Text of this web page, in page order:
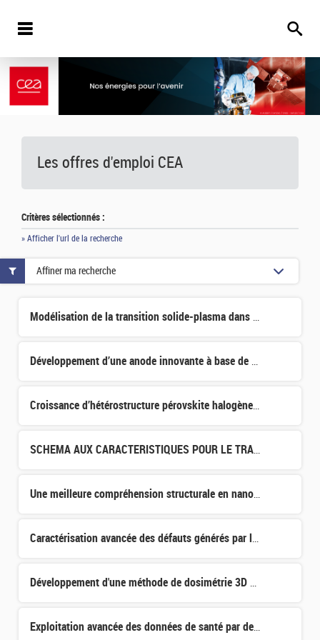
Les offres d'emploi CEA
Critères sélectionnés :
» Afficher l'url de la recherche
Modélisation de la transition solide-plasma dans les matériaux diélectriques pour la génération de chocs
Développement d’une anode innovante à base de matériaux non critiques et durables pour l’électrolyse à m
Croissance d’hétérostructure pérovskite halogène inorganique 2D/3D par dépôt par ablation laser pulsée (
SCHEMA AUX CARACTERISTIQUES POUR LE TRANSPORT DES NEUTRONS EN 3D COMBINANT LA METHODE LINEAIRE SURFACIQU
Une meilleure compréhension structurale en nanoélectronique grâce à la microscopie à rayons X en champ s
Caractérisation avancée des défauts générés par les procédés technologiques pour l’imagerie infrarouge h
Développement d'une méthode de dosimétrie 3D par gel destinée au contrôle qualité des plans de traitemen
Exploitation avancée des données de santé par de l'apprentissage collaboratif sécurisé
Affiner ma recherche